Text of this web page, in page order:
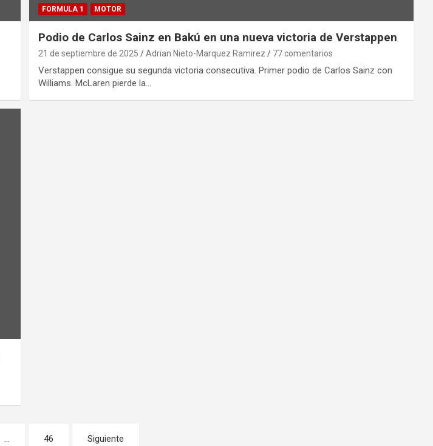
FORMULA 1 MOTOR
Podio de Carlos Sainz en Bakú en una nueva victoria de Verstappen
21 de septiembre de 2025 Adrian Nieto-Marquez Ramirez 77 comentarios
Verstappen consigue su segunda victoria consecutiva. Primer podio de Carlos Sainz con
Williams. McLaren pierde la…
… 46 Siguiente